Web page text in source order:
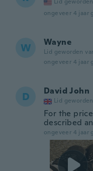
ongeveer 4 jaar
W Wayne
Lid geworden
ongeveer 4 jaar
D David John
Lid
For the
described
ongeveer 4 jaar